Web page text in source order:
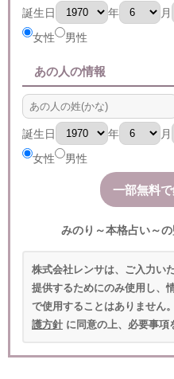
誕生日 年 月
女性
男性
あの人の情報
誕生日 年 月
女性
男性
みのり～本格占い～
株式会社レンサは、ご入力い
提供するためにのみ使用し、
で使用することはありません
護方針 に同意の上、必要事項